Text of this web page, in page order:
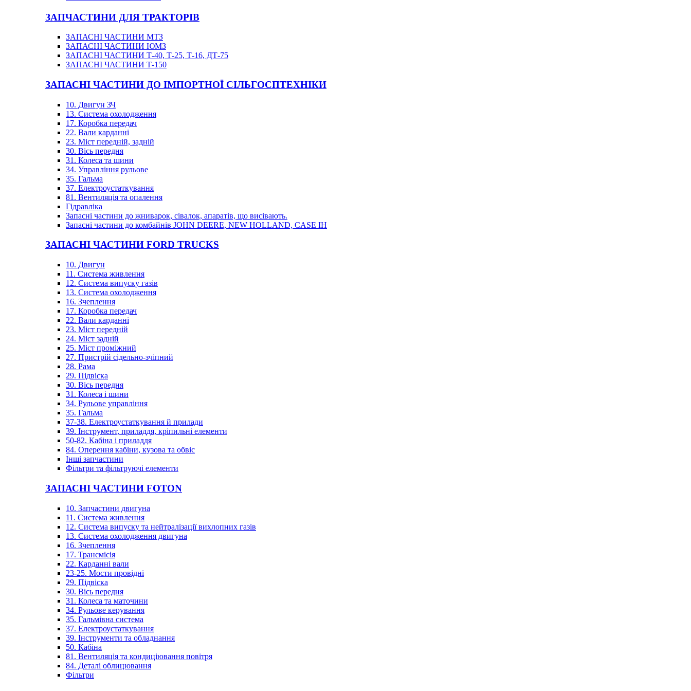
ЗАПЧАСТИНИ ДЛЯ ТРАКТОРІВ
ЗАПАСНІ ЧАСТИНИ МТЗ
ЗАПАСНІ ЧАСТИНИ ЮМЗ
ЗАПАСНІ ЧАСТИНИ Т-40, Т-25, Т-16, ДТ-75
ЗАПАСНІ ЧАСТИНИ Т-150
ЗАПАСНІ ЧАСТИНИ ДО ІМПОРТНОЇ СІЛЬГОСПТЕХНІКИ
10. Двигун ЗЧ
13. Система охолодження
17. Коробка передач
22. Вали карданні
23. Міст передній, задній
30. Вісь передня
31. Колеса та шини
34. Управління рульове
35. Гальма
37. Електроустаткування
81. Вентиляція та опалення
Гідравліка
Запасні частини до жниварок, сівалок, апаратів, що висівають.
Запасні частини до комбайнів JOHN DEERE, NEW HOLLAND, CASE IH
ЗАПАСНІ ЧАСТИНИ FORD TRUCKS
10. Двигун
11. Система живлення
12. Система випуску газів
13. Система охолодження
16. Зчеплення
17. Коробка передач
22. Вали карданні
23. Міст передній
24. Міст задній
25. Міст проміжний
27. Пристрій сідельно-зчіпний
28. Рама
29. Підвіска
30. Вісь передня
31. Колеса і шини
34. Рульове управління
35. Гальма
37-38. Електроустаткування й прилади
39. Інструмент, приладдя, кріпильні елементи
50-82. Кабіна і приладдя
84. Оперення кабіни, кузова та обвіс
Інші запчастини
Фільтри та фільтруючі елементи
ЗАПАСНІ ЧАСТИНИ FOTON
10. Запчастини двигуна
11. Система живлення
12. Система випуску та нейтралізації вихлопних газів
13. Система охолодження двигуна
16. Зчеплення
17. Трансмісія
22. Карданні вали
23-25. Мости провідні
29. Підвіска
30. Вісь передня
31. Колеса та маточини
34. Рульове керування
35. Гальмівна система
37. Електроустаткування
39. Інструменти та обладнання
50. Кабіна
81. Вентиляція та кондиціювання повітря
84. Деталі облицювання
Фільтри